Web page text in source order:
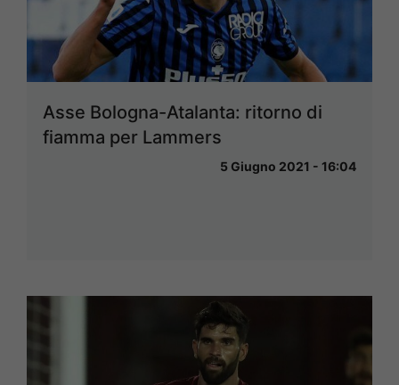
Asse Bologna-Atalanta: ritorno di
fiamma per Lammers
5 Giugno 2021 - 16:04